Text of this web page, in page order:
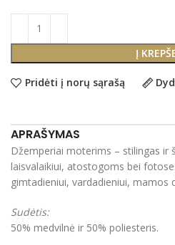
Į
Pridėti į norų sąrašą
APRAŠYMAS
Džemperiai moterims – stilingas ir
laisvalaikiui, atostogoms bei
gimtadieniui, vardadieniui, mamos
Sudėtis:
50% medvilnė ir 50% poliesteris.